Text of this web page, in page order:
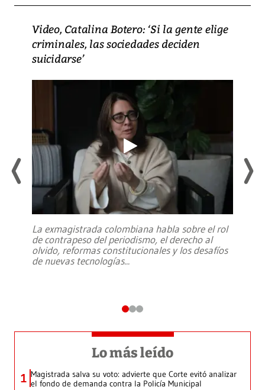
Video, Catalina Botero: ‘Si la gente elige
criminales, las sociedades deciden
suicidarse’
La exmagistrada colombiana habla sobre el rol
de contrapeso del periodismo, el derecho al
olvido, reformas constitucionales y los desafíos
de nuevas tecnologías...
Lo más leído
1 Magistrada salva su voto: advierte que Corte evitó analizar
el fondo de demanda contra la Policía Municipal